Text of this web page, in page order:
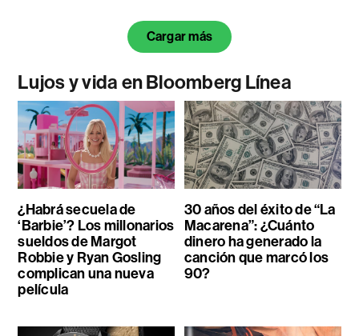
Cargar más
Lujos y vida en Bloomberg Línea
¿Habrá secuela de
‘Barbie’? Los millonarios
sueldos de Margot
Robbie y Ryan Gosling
complican una nueva
película
30 años del éxito de “La
Macarena”: ¿Cuánto
dinero ha generado la
canción que marcó los
90?